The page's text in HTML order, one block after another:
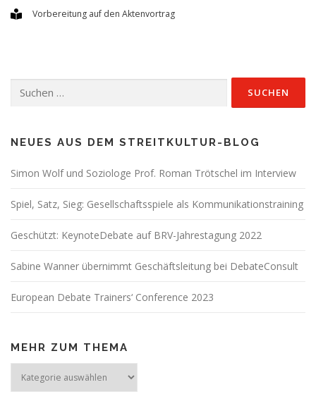
Vorbereitung auf den Aktenvortrag
nach:
NEUES AUS DEM STREITKULTUR-BLOG
Simon Wolf und Soziologe Prof. Roman Trötschel im Interview
Spiel, Satz, Sieg: Gesellschaftsspiele als Kommunikationstraining
Geschützt: KeynoteDebate auf BRV-Jahrestagung 2022
Sabine Wanner übernimmt Geschäftsleitung bei DebateConsult
European Debate Trainers‘ Conference 2023
MEHR ZUM THEMA
zum